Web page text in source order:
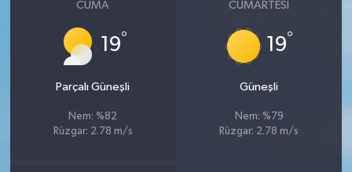
CUMA
19°
Parçalı Güneşli
Nem: %82
Rüzgar: 2.78 m/s
CUMARTESI
19°
Güneşli
Nem: %79
Rüzgar: 2.78 m/s